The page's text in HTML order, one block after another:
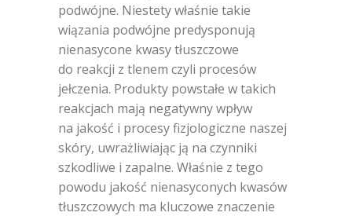
podwójne. Niestety właśnie takie
wiązania podwójne predysponują
nienasycone kwasy tłuszczowe
do reakcji z tlenem czyli procesów
jełczenia. Produkty powstałe w takich
reakcjach mają negatywny wpływ
na jakość i procesy fizjologiczne naszej
skóry, uwrażliwiając ją na czynniki
szkodliwe i zapalne. Właśnie z tego
powodu jakość nienasyconych kwasów
tłuszczowych ma kluczowe znaczenie